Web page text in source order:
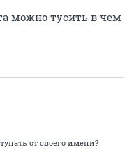
можно тусить в чем
от своего имени?